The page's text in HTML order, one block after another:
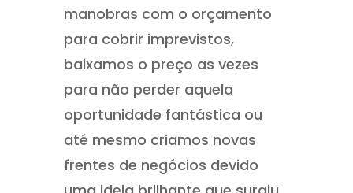
manobras com o orçamento
para cobrir imprevistos,
baixamos o preço as vezes
para não perder aquela
oportunidade fantástica ou
até mesmo criamos novas
frentes de negócios devido